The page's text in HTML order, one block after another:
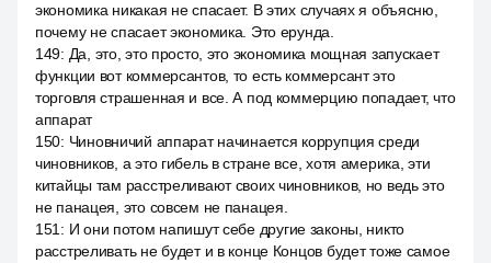
экономика никакая не спасает. В этих случаях я объясню,
почему не спасает экономика. Это ерунда.
149: Да, это, это просто, это экономика мощная запускает
функции вот коммерсантов, то есть коммерсант это
торговля страшенная и все. А под коммерцию попадает, что
аппарат
150: Чиновничий аппарат начинается коррупция среди
чиновников, а это гибель в стране все, хотя америка, эти
китайцы там расстреливают своих чиновников, но ведь это
не панацея, это совсем не панацея.
151 : И они потом напишут себе другие законы, никто
расстреливать не будет и в конце Концов будет тоже самое